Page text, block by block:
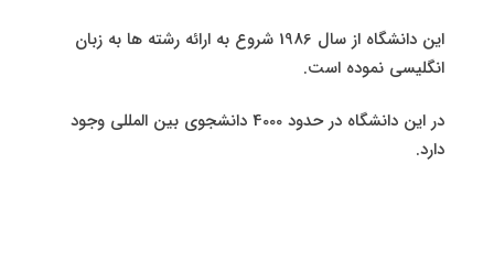
این دانشگاه از سال 1986 شروع به ارائه رشته ها به زبان
انگلیسی نموده است.
در این دانشگاه در حدود 4000 دانشجوی بین المللی وجود
دارد.